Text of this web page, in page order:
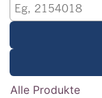
Alle Produkte